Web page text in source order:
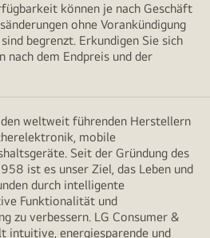
können je nach Geschäft
ohne Vorankündigung
begrenzt. Erkundigen Sie sich
nach dem Endpreis und der
weltweit führenden Herstellern
mobile
Seit der Gründung des
ist es unser Ziel, das Leben und
durch intelligente
Funktionalität und
zu verbessern. LG Consumer &
intuitive, energiesparende und